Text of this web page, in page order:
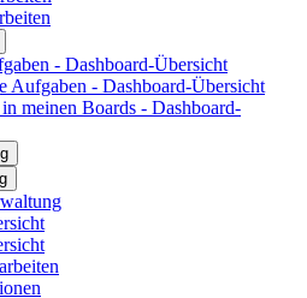
- Dashboard-Übersicht
Aufgaben - Dashboard-Übersicht
meinen Boards - Dashboard-